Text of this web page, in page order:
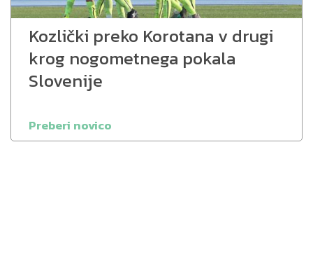
Kozlički preko Korotana v drugi
krog nogometnega pokala
Slovenije
Preberi novico